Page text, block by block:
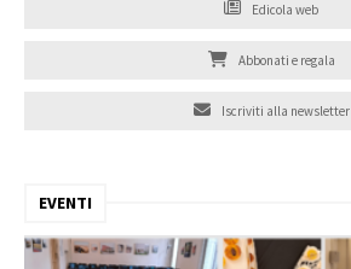
Edicola web
Abbonati e regala
Iscriviti alla newsletter
EVENTI